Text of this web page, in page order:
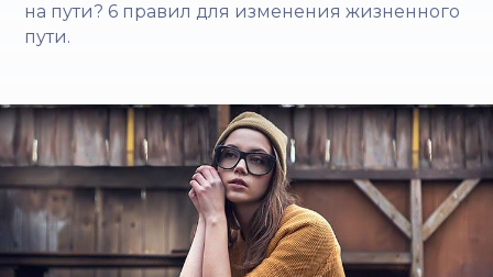
на пути? 6 правил для изменения жизненного
пути.